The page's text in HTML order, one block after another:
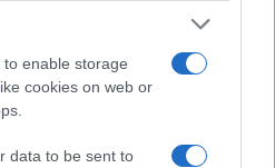
enable storage
cookies on web or
data to be sent to